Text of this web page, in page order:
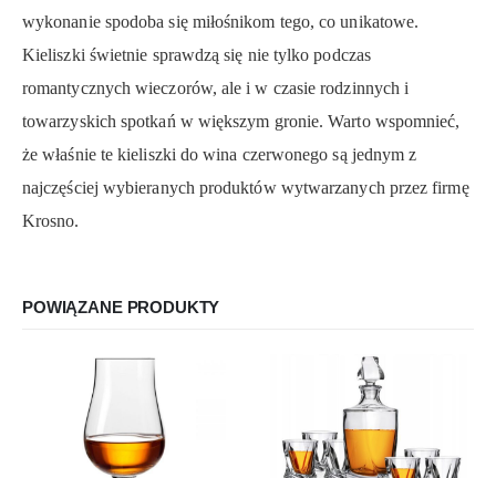
wykonanie spodoba się miłośnikom tego, co unikatowe.
Kieliszki świetnie sprawdzą się nie tylko podczas
romantycznych wieczorów, ale i w czasie rodzinnych i
towarzyskich spotkań w większym gronie. Warto wspomnieć,
że właśnie te kieliszki do wina czerwonego są jednym z
najczęściej wybieranych produktów wytwarzanych przez firmę
Krosno.
POWIĄZANE PRODUKTY